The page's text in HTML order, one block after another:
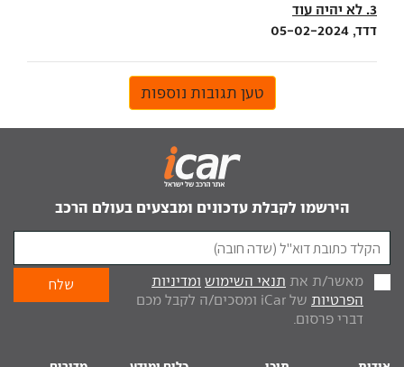
3. לא יהיה עוד
דדד, 05-02-2024
טען תגובות נוספות
הירשמו לקבלת עדכונים ומבצעים בעולם הרכב
מאשר/ת את תנאי השימוש ומדיניות
הפרטיות
של iCar ומסכים/ה לקבל מכם
דברי פרסום.